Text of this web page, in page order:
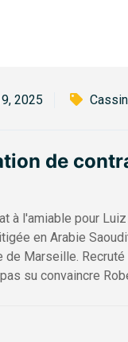
2025
de
à l'amiable pour
en Arabie
de Marseille.
su convaincre